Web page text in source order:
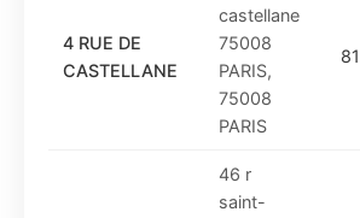
4 RUE DE
CASTELLANE
castellane
75008
PARIS,
75008
PARIS
81
46 r
saint-